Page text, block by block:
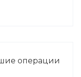
операции